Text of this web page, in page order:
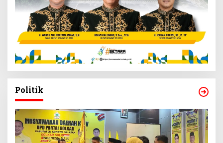
Politik